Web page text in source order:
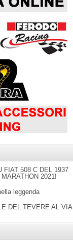
FIAT 508 C DEL 1937
2021!
leggenda
DEL TEVERE AL VIA